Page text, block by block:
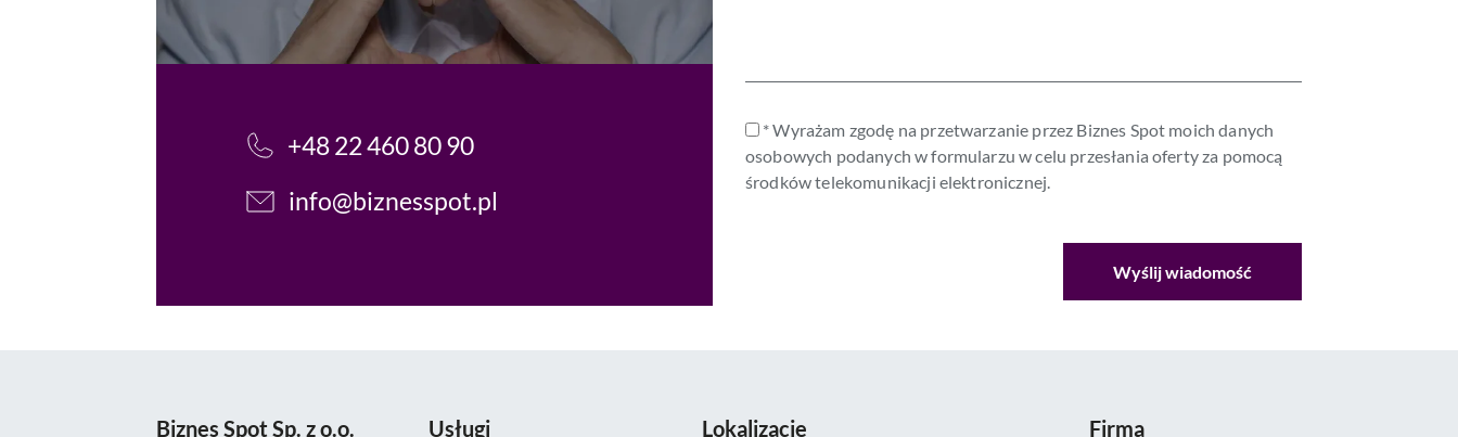
+48 22 460 80 90
info@biznesspot.pl
* Wyrażam zgodę na przetwarzanie przez Biznes Spot moich danych
osobowych podanych w formularzu w celu przesłania oferty za pomocą
środków telekomunikacji elektronicznej.
Biznes Spot Sp. z o.o. Usługi Lokalizacje Firma